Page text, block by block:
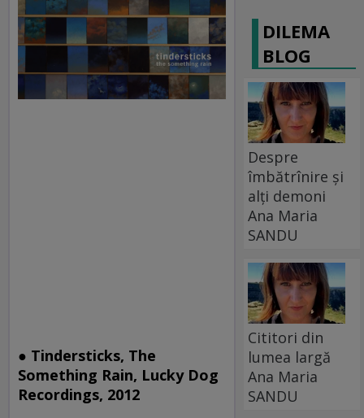
● Tindersticks, The
Something Rain, Lucky Dog
Recordings, 2012
DILEMA
BLOG
Despre
îmbătrînire și
alți demoni
Ana Maria
SANDU
Cititori din
lumea largă
Ana Maria
SANDU